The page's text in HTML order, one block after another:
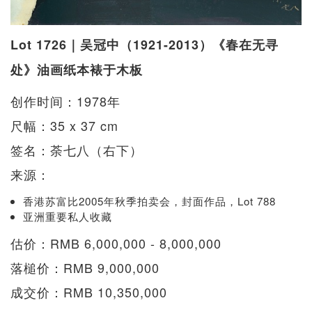
Lot 1726｜吴冠中（1921-2013）《春在无寻
处》油画纸本裱于木板
创作时间：1978年
尺幅：35 x 37 cm
签名：荼七八（右下）
来源：
香港苏富比2005年秋季拍卖会，封面作品，Lot 788
亚洲重要私人收藏
估价：RMB 6,000,000 - 8,000,000
落槌价：RMB 9,000,000
成交价：RMB 10,350,000